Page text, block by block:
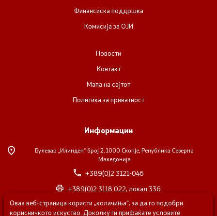
Финансиска поддршка
Комисија за ОЈИ
Новости
Контакт
Мапа на сајтот
Политика за приватност
Информации
Булевар „Илинден“ број 2, 1000 Скопје, Република Северна
Македонија
+389(0)2 3121-046
+389(0)2 3118 022, локал 336
nvosorabotka@gs.gov.mk
Оваа веб-страница користи „колачиња“, за да го подобри
корисничкото искуство. Доколку ги прифаќате условите